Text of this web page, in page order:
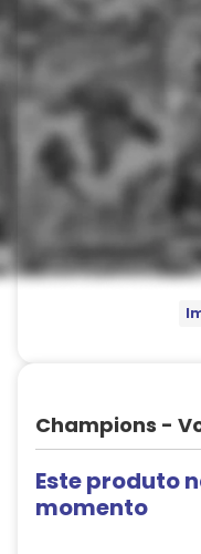
Champions -
Este produto
momento